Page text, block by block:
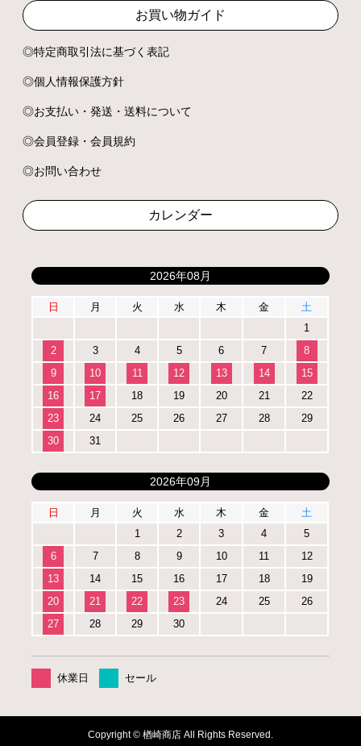
お買い物ガイド
特定商取引法に基づく表記
個人情報保護方針
お支払い・発送・送料について
会員登録・会員規約
お問い合わせ
カレンダー
2026年08月
日 月 火 水 木 金
土
1
2
3 4 5 6 7
8
9
10 11 12 13 14
15
16
17 18 19 20 21
22
23
24 25 26 27 28
29
30
31
2026年09月
日 月 火 水 木 金
土
1
2 3 4
5
6
7 8 9 10 11
12
13
14 15 16 17 18
19
20
21 22 23 24 25
26
27
28 29 30
休業日 セール
Copyright © 楢崎商店 All Rights Reserved.